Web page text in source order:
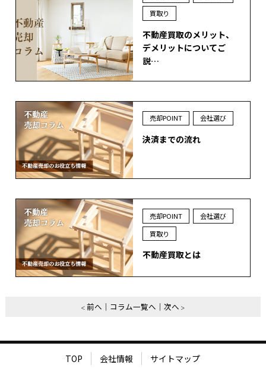
買取り
不動産買取のメリット、
デメリットについてご
説…
売却POINT 会社選び
決済までの流れ
売却POINT
会社選び
買取り
不動産買取とは
前へ コラム一覧へ 次へ
TOP 会社情報 サイトマップ